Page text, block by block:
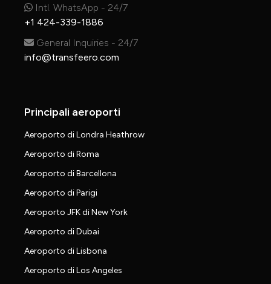
Intl. WhatsApp - 24/7
+1 424-339-1886
General Inquiries - 24/7
info@transfeero.com
Principali aeroporti
Aeroporto di Londra Heathrow
Aeroporto di Roma
Aeroporto di Barcellona
Aeroporto di Parigi
Aeroporto JFK di New York
Aeroporto di Dubai
Aeroporto di Lisbona
Aeroporto di Los Angeles